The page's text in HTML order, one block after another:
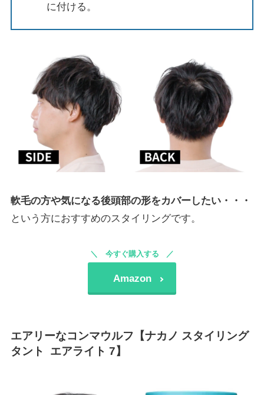
に付ける。
軟毛の方や気になる後頭部の形をカバーしたい・・・
という方におすすめのスタイリングです。
今すぐ購入する
Amazon
エアリーなコンマウルフ【ナカノ スタイリング
タント エアライト 7】